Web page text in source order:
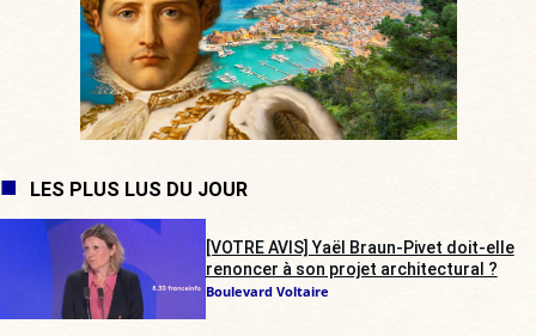
LES PLUS LUS DU JOUR
[VOTRE AVIS] Yaël Braun-Pivet doit-elle
renoncer à son projet architectural ?
Boulevard Voltaire